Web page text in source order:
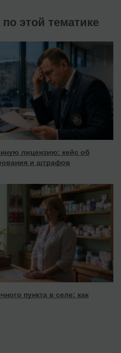
этой тематике
лицензию: кейс об
и штрафов
пункта в селе: как